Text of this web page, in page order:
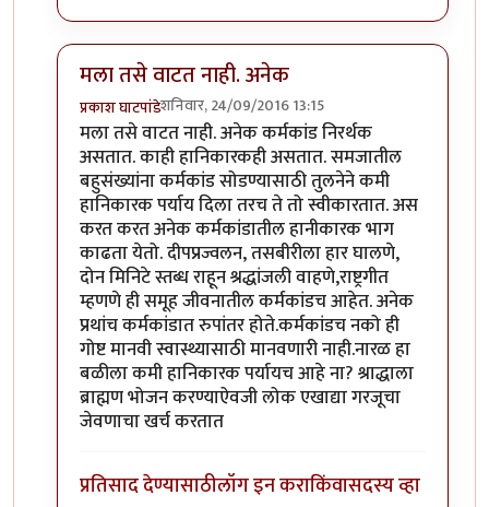
मला तसे वाटत नाही. अनेक
प्रकाश घाटपांडेशनिवार, 24/09/2016 13:15
In reply toखरा सुधारक कर्मकांडातीलbyसतिश गावडे
मला तसे वाटत नाही. अनेक कर्मकांड निरर्थक
असतात. काही हानिकारकही असतात. समजातील
बहुसंख्यांना कर्मकांड सोडण्यासाठी तुलनेने कमी
हानिकारक पर्याय दिला तरच ते तो स्वीकारतात. अस
करत करत अनेक कर्मकांडातील हानीकारक भाग
काढता येतो. दीपप्रज्वलन, तसबीरीला हार घालणे,
दोन मिनिटे स्तब्ध राहून श्रद्धांजली वाहणे,राष्ट्रगीत
म्हणणे ही समूह जीवनातील कर्मकांडच आहेत. अनेक
प्रथांच कर्मकांडात रुपांतर होते.कर्मकांडच नको ही
गोष्ट मानवी स्वास्थ्यासाठी मानवणारी नाही.नारळ हा
बळीला कमी हानिकारक पर्यायच आहे ना? श्राद्धाला
ब्राह्मण भोजन करण्याऐवजी लोक एखाद्या गरजूचा
जेवणाचा खर्च करतात
प्रतिसाद देण्यासाठीलॉग इन कराकिंवासदस्य व्हा